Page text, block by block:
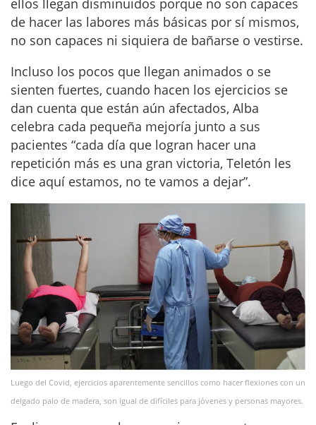
ellos llegan disminuidos porque no son capaces
de hacer las labores más básicas por sí mismos,
no son capaces ni siquiera de bañarse o vestirse.
Incluso los pocos que llegan animados o se
sienten fuertes, cuando hacen los ejercicios se
dan cuenta que están aún afectados, Alba
celebra cada pequeña mejoría junto a sus
pacientes “cada día que logran hacer una
repetición más es una gran victoria, Teletón les
dice aquí estamos, no te vamos a dejar”.
Luego del Covid, ejercicios aparentemente sencillos como hacer flexiones con un
delgado palo de madera, son igual de difíciles para jóvenes y personas mayores.